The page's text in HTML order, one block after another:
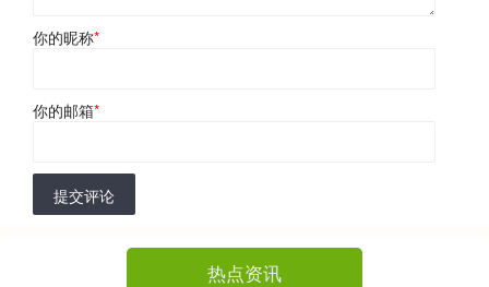
你的昵称*
你的邮箱*
提交评论
热点资讯